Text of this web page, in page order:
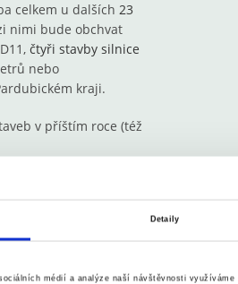
Detaily
médií a analýze naší návštěvnosti
celkem u dalších 23
nimi bude obchvat
čtyři stavby silnice
nebo
kraji.
v příštím roce (též